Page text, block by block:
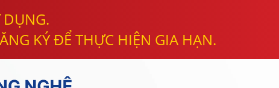
DỤNG.
KÝ ĐỂ THỰC HIỆN GIA HẠN.